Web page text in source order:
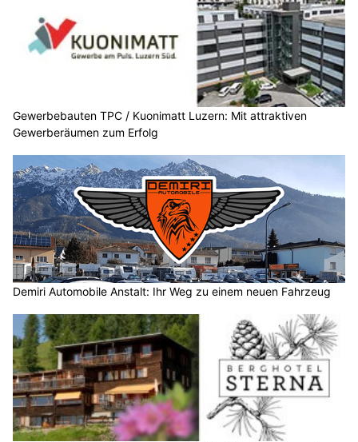
Gewerbebauten TPC / Kuonimatt Luzern: Mit attraktiven
Gewerberäumen zum Erfolg
Demiri Automobile Anstalt: Ihr Weg zu einem neuen Fahrzeug